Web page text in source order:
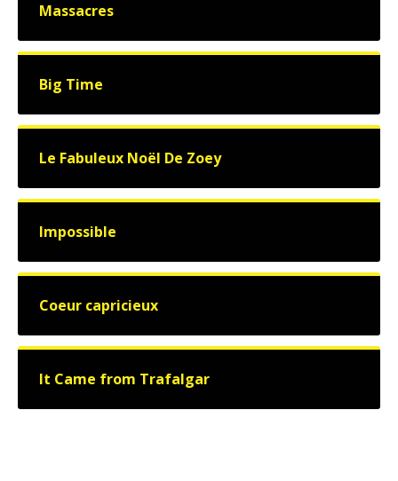
Massacres
Big Time
Le Fabuleux Noël De Zoey
Impossible
Coeur capricieux
It Came from Trafalgar